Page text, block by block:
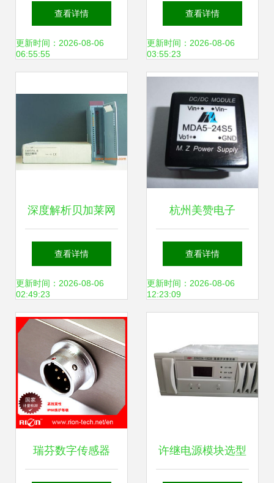
PLC无显示故障的
维修指南 聚焦电源
查看详情
更新时间：2026-08-06
06:55:55
VLT100-4063S50
功能特性与应用解
析
查看详情
更新时间：2026-08-06
03:55:23
深度解析贝加莱网
络模块3BP155.4
从生产厂家到市场
价格
查看详情
更新时间：2026-08-06
02:49:23
杭州美赞电子
3W~5W微功率
DC/DC模块电源 工
开关稳压解决方案
查看详情
更新时间：2026-08-06
12:23:09
瑞芬数字传感器 许继电源模块选型